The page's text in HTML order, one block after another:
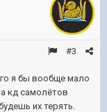
#3
я бы вообще мало
кд самолётов
их терять.